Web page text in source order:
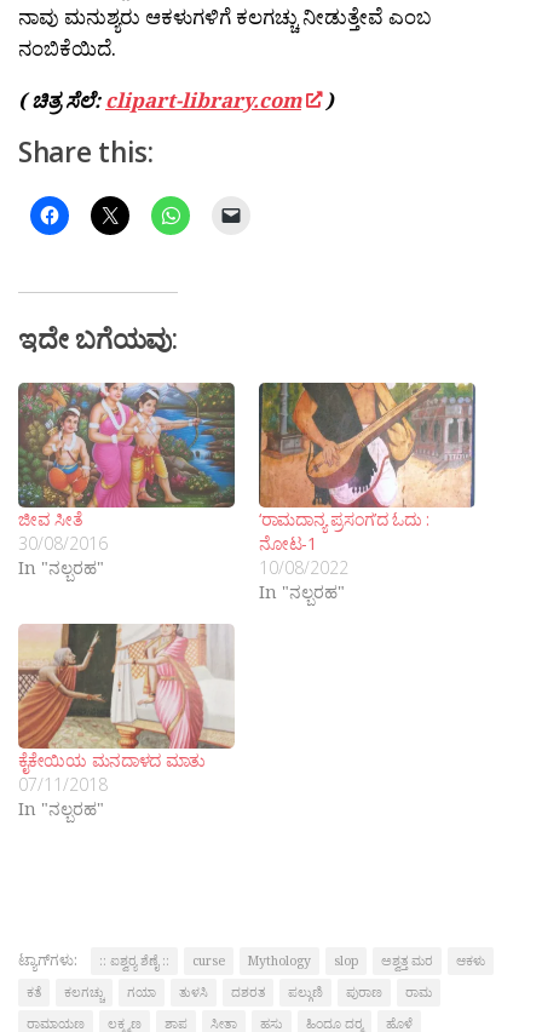
ನಾವು ಮನುಶ್ಯರು ಆಕಳುಗಳಿಗೆ ಕಲಗಚ್ಚು ನೀಡುತ್ತೇವೆ ಎಂಬ
ನಂಬಿಕೆಯಿದೆ.
( ಚಿತ್ರ ಸೆಲೆ:clipart-library.com )
Share this:
ಇದೇ ಬಗೆಯವು:
ಜೀವ ಸೀತೆ
30/08/2016
In "ನಲ್ಬರಹ"
‘ರಾಮದಾನ್ಯ ಪ್ರಸಂಗ’ದ ಓದು :
ನೋಟ-1
10/08/2022
In "ನಲ್ಬರಹ"
ಕೈಕೇಯಿಯ ಮನದಾಳದ ಮಾತು
07/11/2018
In "ನಲ್ಬರಹ"
ಟ್ಯಾಗ್‌ಗಳು: :: ಐಶ್ವರ‍್ಯ ಶೆಣೈ :: curse Mythology slop ಅಶ್ವತ್ತ ಮರ
ಆಕಳು
ಕತೆ
ಕಲಗಚ್ಚು ಗಯಾ ತುಳಸಿ ದಶರತ ಪಲ್ಗುಣಿ ಪುರಾಣ
ರಾಮ
ರಾಮಾಯಣ
ಲಕ್ಶ್ಮಣ ಶಾಪ ಸೀತಾ ಹಸು ಹಿಂದೂ ದರ‍್ಮ ಹೊಳೆ